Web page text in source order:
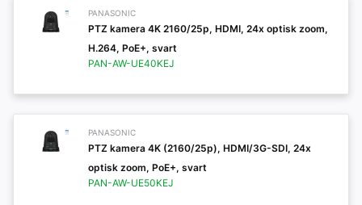
PANASONIC
PTZ kamera 4K 2160/25p, HDMI, 24x optisk zoom,
H.264, PoE+, svart
PAN-AW-UE40KEJ
PANASONIC
PTZ kamera 4K (2160/25p), HDMI/3G-SDI, 24x
optisk zoom, PoE+, svart
PAN-AW-UE50KEJ